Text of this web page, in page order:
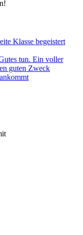
Klasse begeistert
tun. Ein voller
guten Zweck